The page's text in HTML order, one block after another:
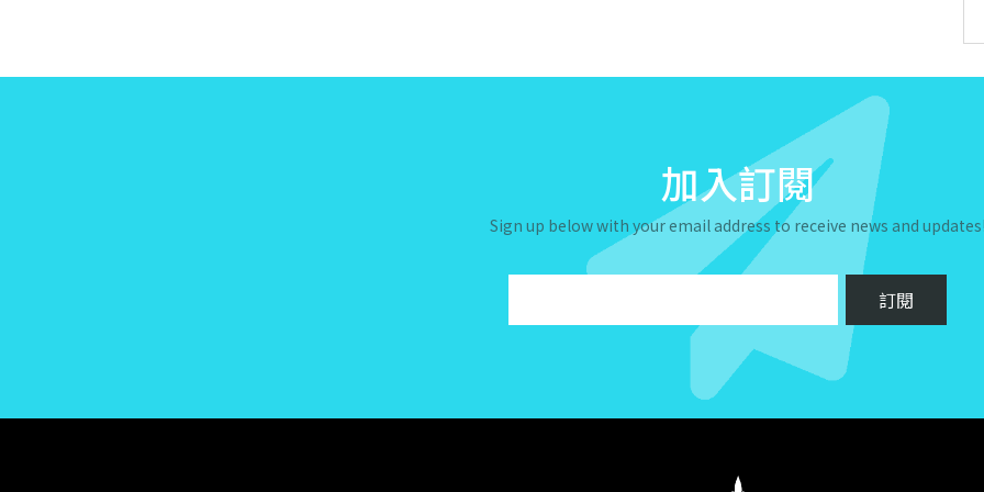
加入訂閱
Sign up below with your email address to receive news and